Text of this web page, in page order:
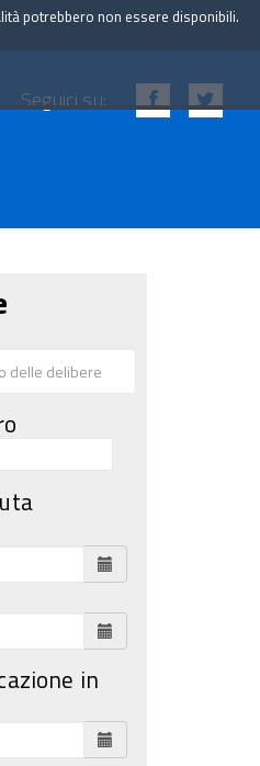
Seguici su:
in
potrebbero non essere disponibili.